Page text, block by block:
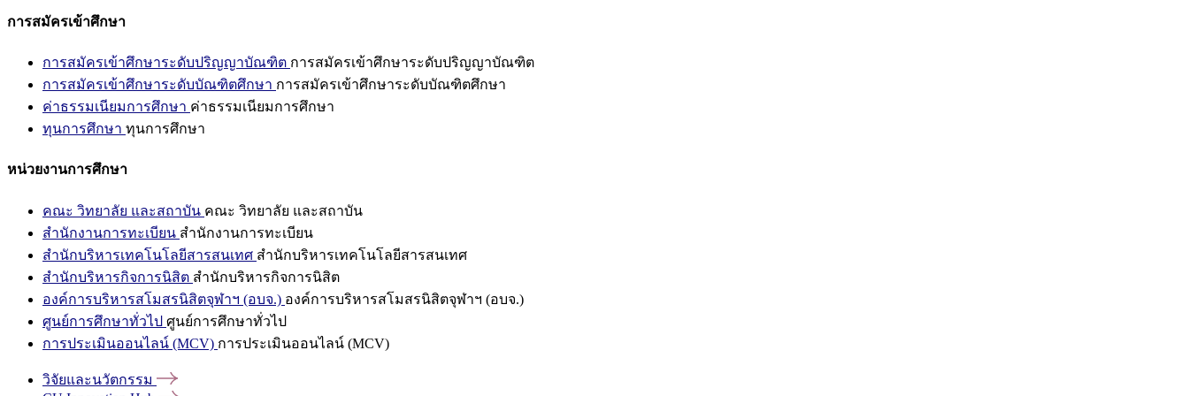
การสมัครเข้าศึกษา
การสมัครเข้าศึกษาระดับปริญญาบัณฑิต การสมัครเข้าศึกษาระดับปริญญาบัณฑิต
การสมัครเข้าศึกษาระดับบัณฑิตศึกษา การสมัครเข้าศึกษาระดับบัณฑิตศึกษา
ค่าธรรมเนียมการศึกษา ค่าธรรมเนียมการศึกษา
ทุนการศึกษา ทุนการศึกษา
หน่วยงานการศึกษา
คณะ วิทยาลัย และสถาบัน คณะ วิทยาลัย และสถาบัน
สำนักงานการทะเบียน สำนักงานการทะเบียน
สำนักบริหารเทคโนโลยีสารสนเทศ สำนักบริหารเทคโนโลยีสารสนเทศ
สำนักบริหารกิจการนิสิต สำนักบริหารกิจการนิสิต
องค์การบริหารสโมสรนิสิตจุฬาฯ (อบจ.) องค์การบริหารสโมสรนิสิตจุฬาฯ (อบจ.)
ศูนย์การศึกษาทั่วไป ศูนย์การศึกษาทั่วไป
การประเมินออนไลน์ (MCV) การประเมินออนไลน์ (MCV)
วิจัยและนวัตกรรม